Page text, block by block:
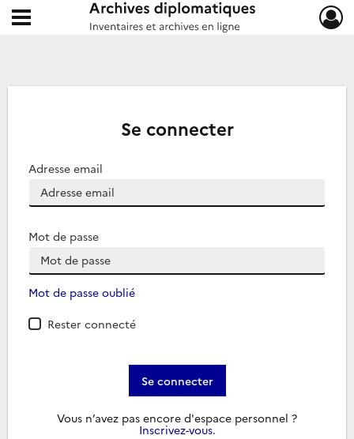
Archives diplomatiques
Ouvrir le menu déroulant
Se connecter
Adresse email
Mot de passe
Mot de passe oublié
Rester connecté
Se connecter
Vous n’avez pas encore d'espace personnel ?
Inscrivez-vous.